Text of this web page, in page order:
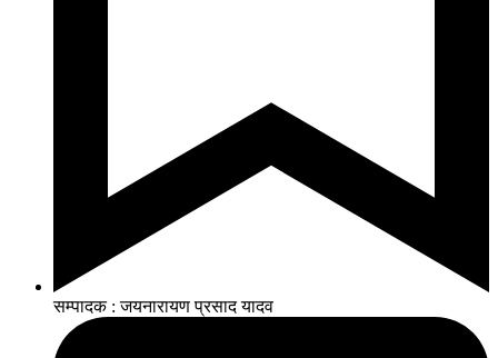
सम्पादक : जयनारायण प्रसाद यादव